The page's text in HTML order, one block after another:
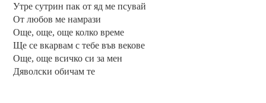
Утре сутрин пак от яд ме псувай
От любов ме намрази
Още, още, още колко време
Ще се вкарвам с тебе във векове
Още, още всичко си за мен
Дяволски обичам те